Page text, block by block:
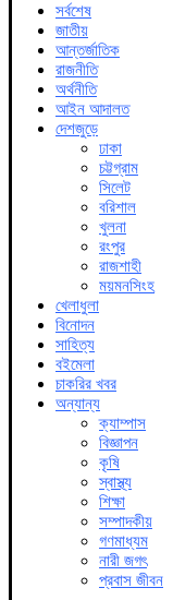
সর্বশেষ
জাতীয়
আন্তর্জাতিক
রাজনীতি
অর্থনীতি
আইন আদালত
দেশজুড়ে
ঢাকা
চট্টগ্রাম
সিলেট
বরিশাল
খুলনা
রংপুর
রাজশাহী
ময়মনসিংহ
খেলাধুলা
বিনোদন
সাহিত্য
বইমেলা
চাকরির খবর
অন্যান্য
ক্যাম্পাস
বিজ্ঞাপন
কৃষি
স্বাস্থ্য
শিক্ষা
সম্পাদকীয়
গণমাধ্যম
নারী জগৎ
প্রবাস জীবন